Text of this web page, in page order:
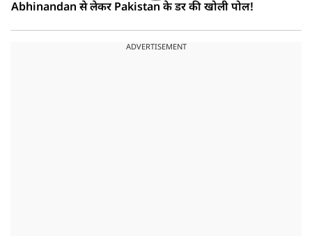
Abhinandan से लेकर Pakistan के डर की खोली पोल!
ADVERTISEMENT